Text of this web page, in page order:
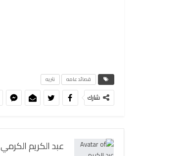
قصائد عامه نثريه
شارك
عبد الكريم الكرمي